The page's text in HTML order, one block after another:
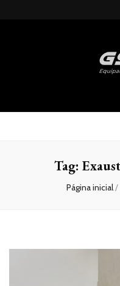
Gsteel
Tag:
Página inicial/